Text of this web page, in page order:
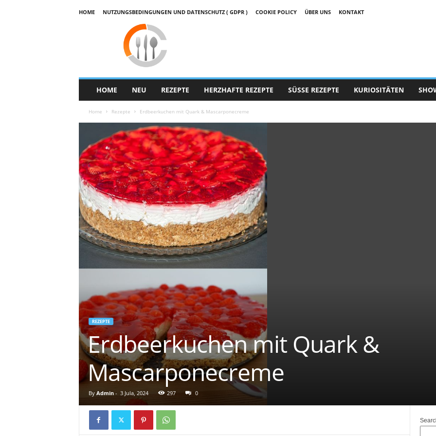
HOME NUTZUNGSBEDINGUNGEN UND DATENSCHUTZ ( GDPR ) COOKIE POLICY ÜBER UNS
KONTAKT
HOME NEU REZEPTE HERZHAFTE REZEPTE SÜSSE REZEPTE KURIOSITÄTEN
Home Rezepte Erdbeerkuchen mit Quark & Mascarponecreme
REZEPTE
Erdbeerkuchen mit Quark &
Mascarponecreme
By Admin- 3 Jula, 2024 297 0